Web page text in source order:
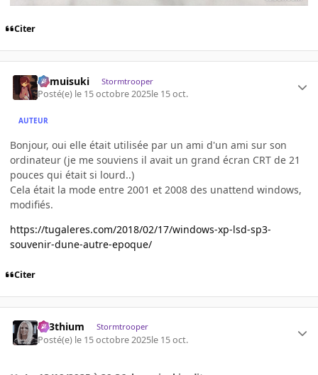
Citer
kamuisuki Stormtrooper
Posté(e) le 15 octobre 2025le 15 oct.
AUTEUR
Bonjour, oui elle était utilisée par un ami d'un ami sur son
ordinateur (je me souviens il avait un grand écran CRT de 21
pouces qui était si lourd..)
Cela était la mode entre 2001 et 2008 des unattend windows,
modifiés.
https://tugaleres.com/2018/02/17/windows-xp-lsd-sp3-
souvenir-dune-autre-epoque/
Citer
L33thium Stormtrooper
Posté(e) le 15 octobre 2025le 15 oct.